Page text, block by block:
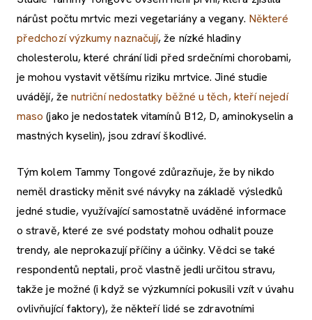
nárůst počtu mrtvic mezi vegetariány a vegany. Některé
předchozí výzkumy naznačují, že nízké hladiny
cholesterolu, které chrání lidi před srdečními chorobami,
je mohou vystavit většímu riziku mrtvice. Jiné studie
uvádějí, že nutriční nedostatky běžné u těch, kteří nejedí
maso (jako je nedostatek vitamínů B12, D, aminokyselin a
mastných kyselin), jsou zdraví škodlivé.
Tým kolem Tammy Tongové zdůrazňuje, že by nikdo
neměl drasticky měnit své návyky na základě výsledků
jedné studie, využívající samostatně uváděné informace
o stravě, které ze své podstaty mohou odhalit pouze
trendy, ale neprokazují příčiny a účinky. Vědci se také
respondentů neptali, proč vlastně jedli určitou stravu,
takže je možné (i když se výzkumníci pokusili vzít v úvahu
ovlivňující faktory), že někteří lidé se zdravotními